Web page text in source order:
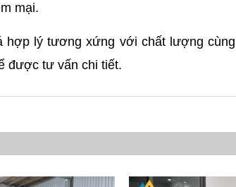
mại.
lý tương xứng với chất lượng
được tư vấn chi tiết.